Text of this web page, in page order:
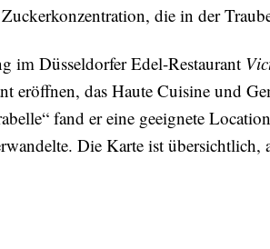
die in der
im Düsseldorfer Edel-Restaurant
eröffnen, das Haute Cuisine und
fand er eine geeignete
Die Karte ist übersichtlich,